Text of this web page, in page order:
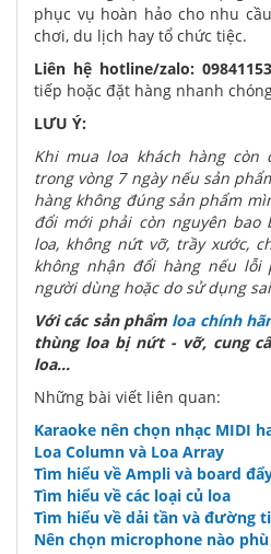
phục vụ hoàn hảo cho nhu cầu
chơi, du lịch hay tổ chức tiệc.
Liên hệ hotline/zalo:
tiếp hoặc đặt hàng nhanh
LƯU Ý:
Khi mua loa khách hàng còn
trong vòng 7 ngày nếu sản
hàng không đúng sản phẩm
đổi mới phải còn nguyên
loa, không nứt vỡ, trầy xước,
không nhận đổi hàng nếu
người dùng hoặc do sử dụng
Với các sản phẩm loa chính
thùng loa bị nứt - vỡ, cung
loa...
Những bài viết liên quan:
Karaoke nên chọn nhạc MIDI
Loa Column và Loa Array
Tìm hiểu về Ampli và board
Tìm hiểu về các loại củ loa
Tìm hiểu về dải tần và đường
Nên chọn microphone nào